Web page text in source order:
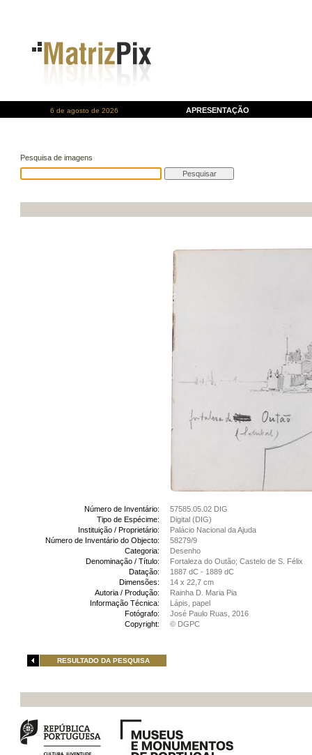
6 de agosto de 2026 APRESENTAÇÃO
Pesquisa de imagens
Número de Inventário:
57585.05.02 DIG
Tipo de Espécime:
Digital (DIG)
Instituição / Proprietário:
Palácio Nacional da Ajuda
Número de Inventário do Objecto:
58279/9
Categoria:
Desenho
Denominação / Título:
Fortaleza do Outão; Castelo de S. Félix
Datação:
1887 dC - 1889 dC
Dimensões:
14 x 22,7 cm
Autoria / Produção:
Rainha D. Maria Pia
Informação Técnica:
Lápis, papel
Fotógrafo:
José Paulo Ruas, 2016
Copyright:
© DGPC
RESULTADO DA PESQUISA